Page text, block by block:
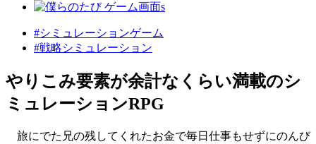
#シミュレーションゲーム
#戦略シミュレーション
やりこみ要素が余計なくらい満載のシ
ミュレーションRPG
旅にでた兄の残してくれたお金で毎日仕事もせずにのんび